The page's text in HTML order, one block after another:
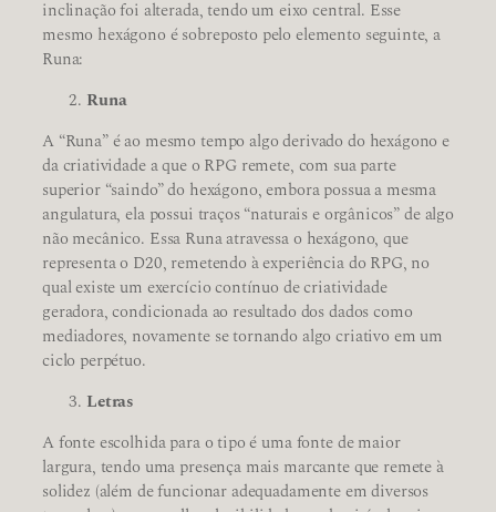
inclinação foi alterada, tendo um eixo central. Esse
mesmo hexágono é sobreposto pelo elemento seguinte, a
Runa:
Runa
A “Runa” é ao mesmo tempo algo derivado do hexágono e
da criatividade a que o RPG remete, com sua parte
superior “saindo” do hexágono, embora possua a mesma
angulatura, ela possui traços “naturais e orgânicos” de algo
não mecânico. Essa Runa atravessa o hexágono, que
representa o D20, remetendo à experiência do RPG, no
qual existe um exercício contínuo de criatividade
geradora, condicionada ao resultado dos dados como
mediadores, novamente se tornando algo criativo em um
ciclo perpétuo.
Letras
A fonte escolhida para o tipo é uma fonte de maior
largura, tendo uma presença mais marcante que remete à
solidez (além de funcionar adequadamente em diversos